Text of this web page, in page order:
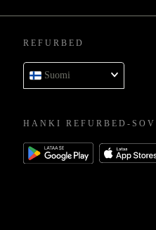
REFURBED
Suomi
HANKI REFURBED-